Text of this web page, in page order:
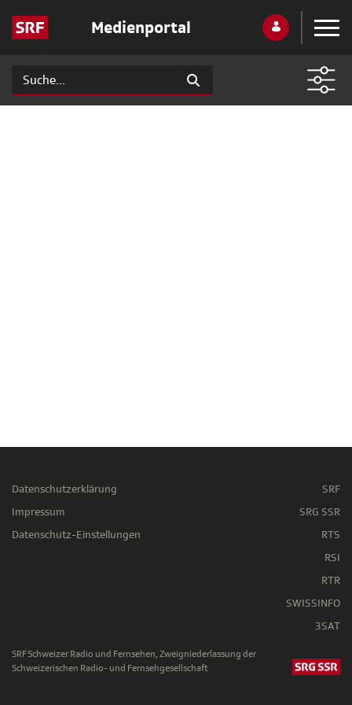
Medienportal
Datenschutzerklärung
Impressum
Datenschutz-Einstellungen
SRF
SRG SSR
RTS
RSI
RTR
SWISSINFO
3SAT
SRF Schweizer Radio und Fernsehen, Zweigniederlassung der
Schweizerischen Radio- und Fernsehgesellschaft